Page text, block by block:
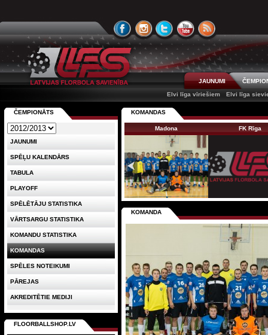
JAUNUMI
Elvi līga vīriešiem
Elvi līga
KOMANDAS
Madona FK Rīga
KOMANDA
ČEMPIONĀTS
JAUNUMI
SPĒĻU KALENDĀRS
TABULA
PLAYOFF
SPĒLĒTĀJU STATISTIKA
VĀRTSARGU STATISTIKA
KOMANDU STATISTIKA
KOMANDAS
SPĒLES NOTEIKUMI
PĀREJAS
AKREDITĒTIE MEDIJI
FLOORBALLSHOP.LV